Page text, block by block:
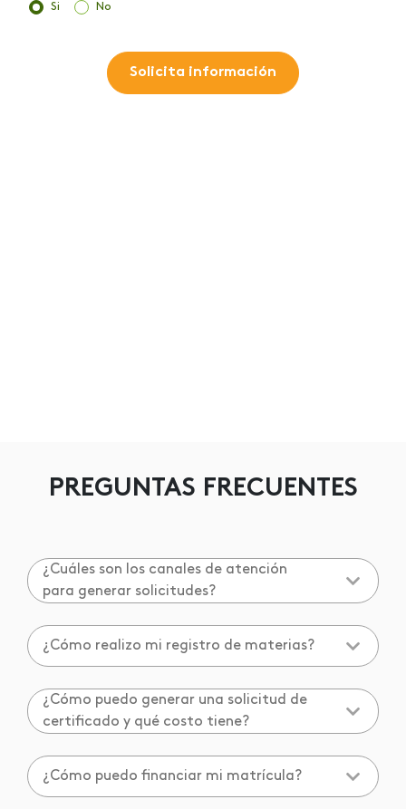
Si No
Solicita información
PREGUNTAS FRECUENTES
¿Cuáles son los canales de atención
para generar solicitudes?
¿Cómo realizo mi registro de materias?
¿Cómo puedo generar una solicitud de
certificado y qué costo tiene?
¿Cómo puedo financiar mi matrícula?